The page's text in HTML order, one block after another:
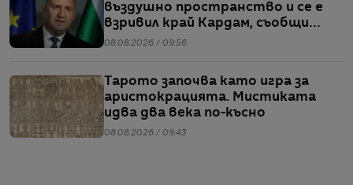
въздушно пространство и се е
взривил край Кардам, съобщи
Радев
08.08.2026 / 09:56
Тарото започва като игра за
аристокрацията. Мистиката
идва два века по-късно
08.08.2026 / 09:43